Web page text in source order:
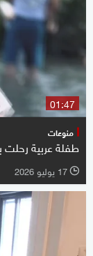
01:47
منوعات
طفلة عربية
l 17 يوليو 2026